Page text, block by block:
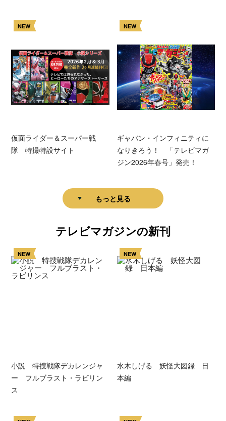
NEW
仮面ライダー＆スーパー戦
隊 特撮特設サイト
NEW
ギャバン・インフィニティに
なりきろう！ 「テレビマガ
ジン2026年春号」発売！
もっと見る
テレビマガジンの新刊
NEW
小説 特捜戦隊デカレンジャ
ー フルブラスト・ラビリン
ス
NEW
水木しげる 妖怪大図録 日
本編